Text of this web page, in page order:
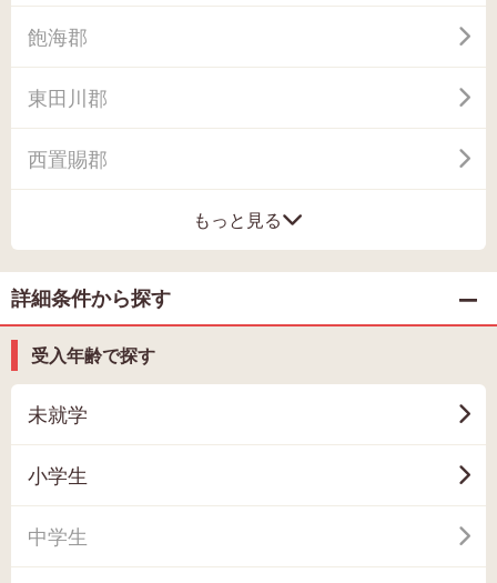
飽海郡
東田川郡
西置賜郡
もっと見る
詳細条件から探す
受入年齢で探す
未就学
小学生
中学生